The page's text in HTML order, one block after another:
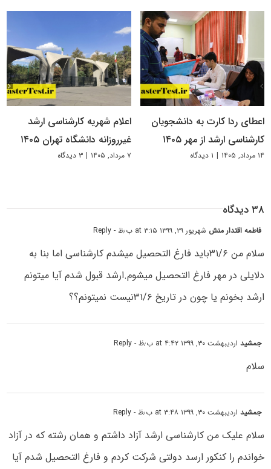
اعطای ردا کارت به دانشجویان
کارشناسی ارشد از مهر ۱۴۰۵
۱۴ مرداد, ۱۴۰۵ | ۱ دیدگاه
اعلام شهریه کارشناسی ارشد
غیرروزانه دانشگاه تهران ۱۴۰۵
۷ مرداد, ۱۴۰۵ | ۳ دیدگاه
۳۸ دیدگاه
فاطمه اقتدار منش شهریور ۲۹, ۱۳۹۹ at ۳:۱۵ ب٫ظ - Reply
سلام من ۳۱/۶باید فارغ التحصیل میشدم کارشناسی اما بنا به
دلایلی در مهر فارغ التحصیل میشوم.ارشد قبول شدم آیا میتونم
ارشد بخونم یا چون در تاریخ ۳۱/۶نیست نمیتونم؟؟
جمشیداردیبهشت ۳۰, ۱۳۹۹ at ۴:۴۲ ب٫ظ - Reply
سلام
جمشیداردیبهشت ۳۰, ۱۳۹۹ at ۳:۴۸ ب٫ظ - Reply
سلام علیک من کارشناسی ارشد آزاد داشتم و همان رشته که در آزاد
خواندم را کنکور ارسد دولتی شرکت کردم و فارغ التحصیل شدم آیا